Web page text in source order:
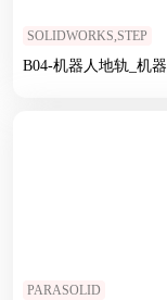
SOLIDWORKS,STEP
PARASOLID